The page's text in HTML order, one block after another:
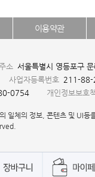
이용약관
소 서울특별시 영등포구
사업자등록번호 211-88-
0754 개인정보보호
일체의 정보, 콘텐츠 및 UI